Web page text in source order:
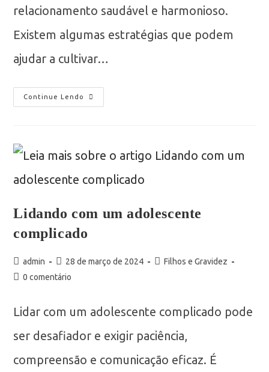
relacionamento saudável e harmonioso.
Existem algumas estratégias que podem
ajudar a cultivar…
Continue Lendo
Lidando com um adolescente
complicado
admin 28 de março de 2024
Filhos e Gravidez
0 comentário
Lidar com um adolescente complicado pode
ser desafiador e exigir paciência,
compreensão e comunicação eficaz. É